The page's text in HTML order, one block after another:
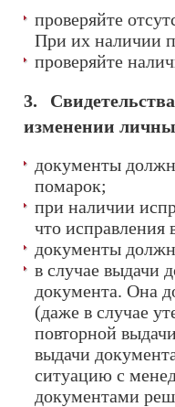
проверяйте
При их наличии
проверяйте
3.
изменении
документы
помарок;
при наличии
что исправления
документы
в случае выдачи
документа. Она
(даже в случае
повторной
выдачи
ситуацию с
документами